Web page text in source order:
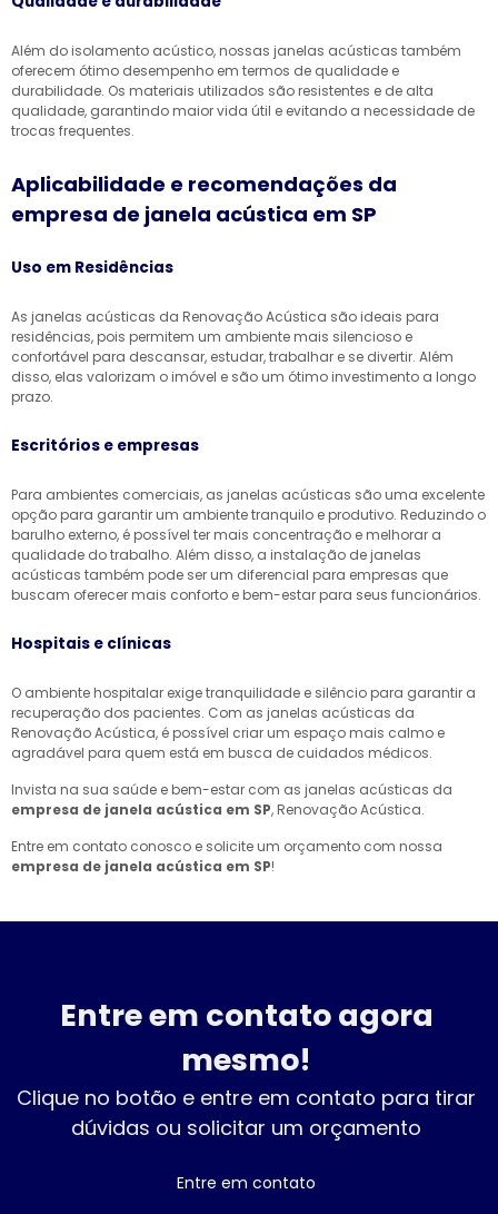
Além do isolamento acústico, nossas janelas acústicas também
oferecem ótimo desempenho em termos de qualidade e
durabilidade. Os materiais utilizados são resistentes e de alta
qualidade, garantindo maior vida útil e evitando a necessidade de
trocas frequentes.
Aplicabilidade e recomendações da
empresa de janela acústica em SP
Uso em Residências
As janelas acústicas da Renovação Acústica são ideais para
residências, pois permitem um ambiente mais silencioso e
confortável para descansar, estudar, trabalhar e se divertir. Além
disso, elas valorizam o imóvel e são um ótimo investimento a longo
prazo.
Escritórios e empresas
Para ambientes comerciais, as janelas acústicas são uma excelente
opção para garantir um ambiente tranquilo e produtivo. Reduzindo o
barulho externo, é possível ter mais concentração e melhorar a
qualidade do trabalho. Além disso, a instalação de janelas
acústicas também pode ser um diferencial para empresas que
buscam oferecer mais conforto e bem-estar para seus funcionários.
Hospitais e clínicas
O ambiente hospitalar exige tranquilidade e silêncio para garantir a
recuperação dos pacientes. Com as janelas acústicas da
Renovação Acústica, é possível criar um espaço mais calmo e
agradável para quem está em busca de cuidados médicos.
Invista na sua saúde e bem-estar com as janelas acústicas da
empresa de janela acústica em SP, Renovação Acústica.
Entre em contato conosco e solicite um orçamento com nossa
empresa de janela acústica em SP!
Entre em contato agora
mesmo!
Clique no botão e entre em contato para tirar
dúvidas ou solicitar um orçamento
Entre em contato